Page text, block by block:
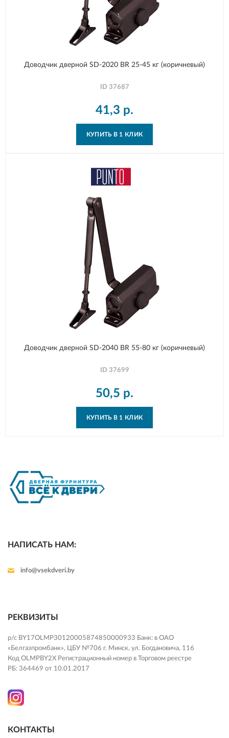
Доводчик дверной SD-2020 BR 25-45 кг (коричневый)
ID 37687
41,3 р.
КУПИТЬ В 1 КЛИК
Доводчик дверной SD-2040 BR 55-80 кг (коричневый)
ID 37699
50,5 р.
КУПИТЬ В 1 КЛИК
НАПИСАТЬ НАМ:
info@vsekdveri.by
РЕКВИЗИТЫ
р/с BY17OLMP30120005874850000933 Банк: в ОАО
«Белгазпромбанк», ЦБУ №706 г. Минск, ул. Богдановича, 116
Код OLMPBY2X Регистрационный номер в Торговом реестре
РБ: 364469 от 10.01.2017
КОНТАКТЫ